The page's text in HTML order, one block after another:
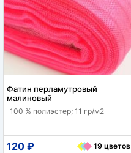
Фатин перламутровый
малиновый
100 % полиэстер; 11 гр/м2
120 ₽ 19 цветов